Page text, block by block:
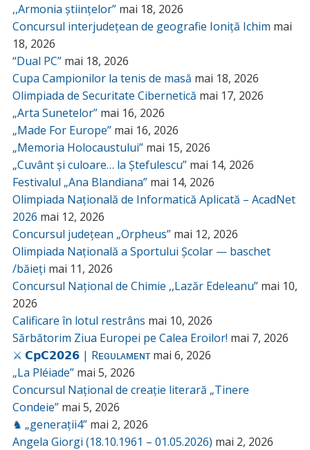
,,Armonia științelor” mai 18, 2026
Concursul interjudețean de geografie Ioniță Ichim mai
18, 2026
“Dual PC” mai 18, 2026
Cupa Campionilor la tenis de masă mai 18, 2026
Olimpiada de Securitate Cibernetică mai 17, 2026
„Arta Sunetelor” mai 16, 2026
„Made For Europe” mai 16, 2026
„Memoria Holocaustului” mai 15, 2026
„Cuvânt și culoare… la Ștefulescu” mai 14, 2026
Festivalul „Ana Blandiana” mai 14, 2026
Olimpiada Națională de Informatică Aplicată – AcadNet
2026 mai 12, 2026
Concursul județean „Orpheus” mai 12, 2026
Olimpiada Națională a Sportului Școlar — baschet
/băieți mai 11, 2026
Concursul Național de Chimie ,,Lazăr Edeleanu” mai 10,
2026
Calificare în lotul restrâns mai 10, 2026
Sărbătorim Ziua Europei pe Calea Eroilor! mai 7, 2026
⚔️ 𝗖𝗽𝗖𝟮𝟬𝟮𝟲 | Rᴇɢᴜʟᴀᴍᴇɴᴛ mai 6, 2026
„La Pléiade” mai 5, 2026
Concursul Național de creație literară „Tinere
Condeie” mai 5, 2026
♞ „generații4” mai 2, 2026
Angela Giorgi (18.10.1961 – 01.05.2026) mai 2, 2026